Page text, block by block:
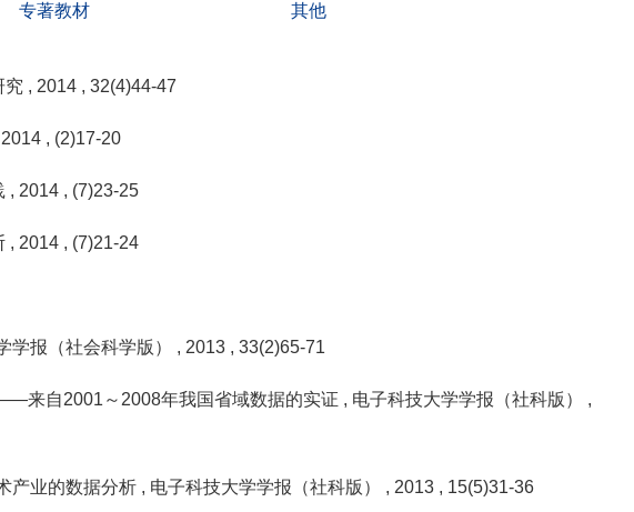
专著教材 其他
究 , 2014 , 32(4)44-47
, (2)17-20
, 2014 , (7)23-25
, 2014 , (7)21-24
学报（社会科学版） , 2013 , 33(2)65-71
来自2001～2008年我国省域数据的实证 , 电子科技大学学报（社科版） ,
产业的数据分析 , 电子科技大学学报（社科版） , 2013 , 15(5)31-36